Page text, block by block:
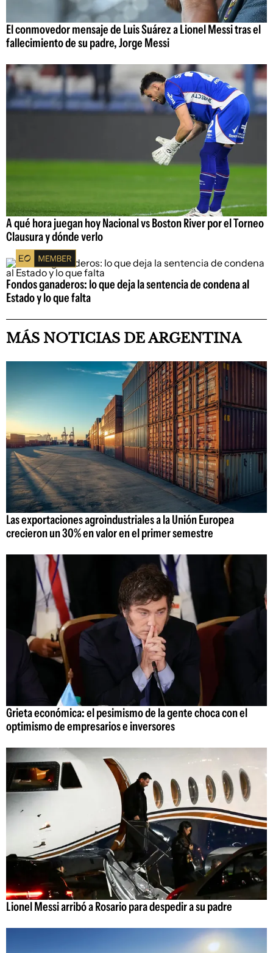
El conmovedor mensaje de Luis Suárez a Lionel Messi tras el
fallecimiento de su padre, Jorge Messi
A qué hora juegan hoy Nacional vs Boston River por el Torneo
Clausura y dónde verlo
Fondos ganaderos: lo que deja la sentencia de condena al
Estado y lo que falta
MÁS NOTICIAS DE ARGENTINA
Las exportaciones agroindustriales a la Unión Europea
crecieron un 30% en valor en el primer semestre
Grieta económica: el pesimismo de la gente choca con el
optimismo de empresarios e inversores
Lionel Messi arribó a Rosario para despedir a su padre